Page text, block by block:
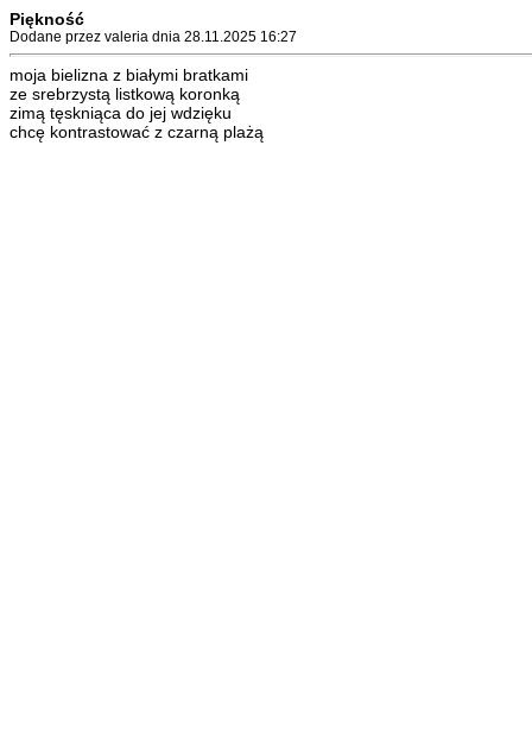
Piękność
Dodane przez valeria dnia 28.11.2025 16:27
moja bielizna z białymi bratkami
ze srebrzystą listkową koronką
zimą tęskniąca do jej wdzięku
chcę kontrastować z czarną plażą